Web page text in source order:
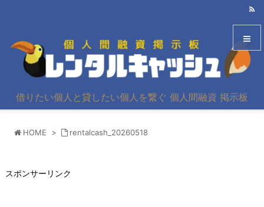
借りたい個人と貸したい個人を繋ぐ 個人間融資 掲示板
HOME > rentalcash_20260518
スポンサーリンク